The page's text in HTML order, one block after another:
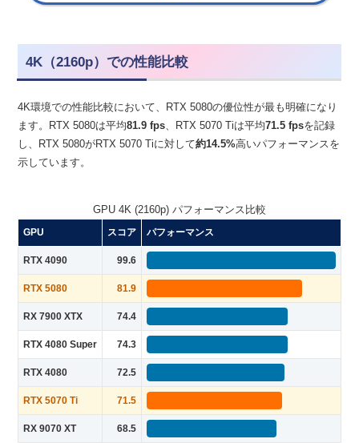
4K（2160p）での性能比較
4K環境での性能比較において、RTX 5080の優位性が最も明確になり
ます。RTX 5080は平均81.9 fps、RTX 5070 Tiは平均71.5 fpsを記録
し、RTX 5080がRTX 5070 Tiに対して約14.5%高いパフォーマンスを
示しています。
GPU 4K (2160p) パフォーマンス比較
GPU スコア パフォーマンス
RTX 4090 99.6
RTX 5080 81.9
RX 7900 XTX 74.4
RTX 4080 Super 74.3
RTX 4080 72.5
RTX 5070 Ti 71.5
RX 9070 XT 68.5